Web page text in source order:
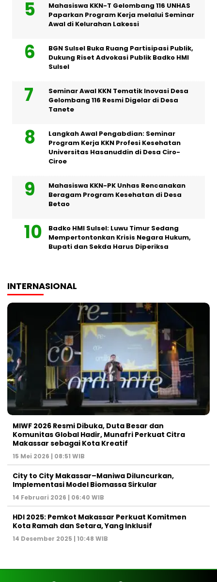
Mahasiswa KKN-T Gelombang 116 UNHAS
Paparkan Program Kerja melalui Seminar
Awal di Kelurahan Lakessi
BGN Sulsel Buka Ruang Partisipasi Publik,
Dukung Riset Advokasi Publik Badko HMI
Sulsel
Seminar Awal KKN Tematik Inovasi Desa
Gelombang 116 Resmi Digelar di Desa
Tanete
Langkah Awal Pengabdian: Seminar
Program Kerja KKN Profesi Kesehatan
Universitas Hasanuddin di Desa Ciro-
Ciroe
Mahasiswa KKN-PK Unhas Rencanakan
Beragam Program Kesehatan di Desa
Betao
Badko HMI Sulsel: Luwu Timur Sedang
Mempertontonkan Krisis Negara Hukum,
Bupati dan Sekda Harus Diperiksa
INTERNASIONAL
MIWF 2026 Resmi Dibuka, Duta Besar dan
Komunitas Global Hadir, Munafri Perkuat Citra
Makassar sebagai Kota Kreatif
15 Mei 2026 | 08:51 WIB
City to City Makassar–Maniwa Diluncurkan,
Implementasi Model Biomassa Sirkular
14 Februari 2026 | 06:40 WIB
HDI 2025: Pemkot Makassar Perkuat Komitmen
Kota Ramah dan Setara, Yang Inklusif
14 Desember 2025 | 10:48 WIB